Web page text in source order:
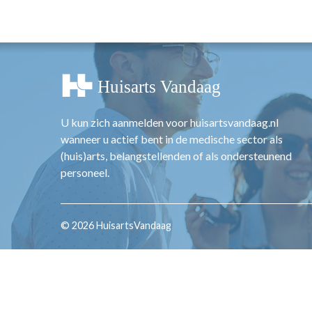
TARIEVEN
VPHUISARTSEN
MEDISCHE
INLOGGEN
REGISTRATIE
U kun zich aanmelden voor huisartsvandaag.nl
wanneer u actief bent in de medische sector als
(huis)arts, belangstellenden of als ondersteunend
personeel.
© 2026 HuisartsVandaag